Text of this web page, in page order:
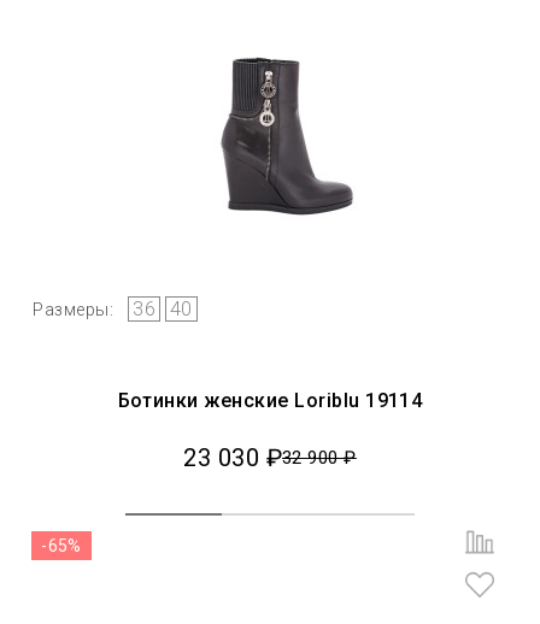
Размеры: 36 40
Ботинки женские Loriblu 19114
23 030 ₽32 900 ₽
-65%